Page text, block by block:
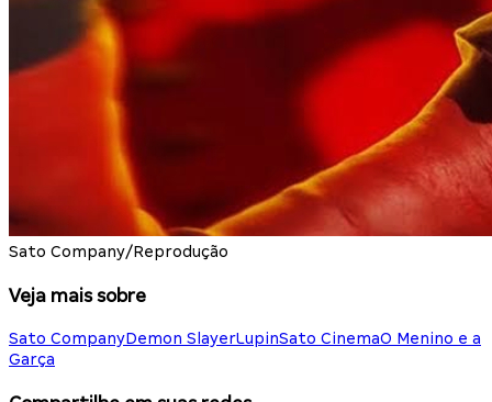
Sato Company/Reprodução
Veja mais sobre
Sato CompanyDemon SlayerLupinSato CinemaO Menino e a
Garça